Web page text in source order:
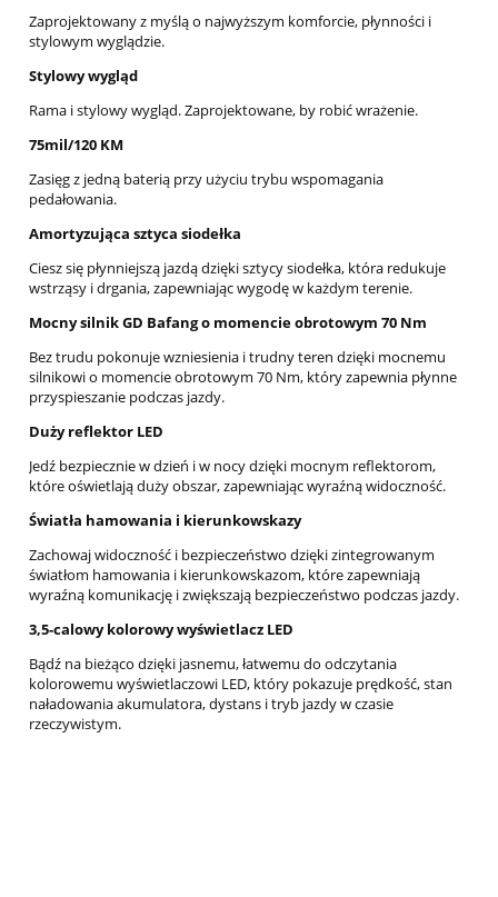
Zaprojektowany z myślą o najwyższym komforcie, płynności i
stylowym wyglądzie.
Stylowy wygląd
Rama i stylowy wygląd. Zaprojektowane, by robić wrażenie.
75mil/120 KM
Zasięg z jedną baterią przy użyciu trybu wspomagania
pedałowania.
Amortyzująca sztyca siodełka
Ciesz się płynniejszą jazdą dzięki sztycy siodełka, która redukuje
wstrząsy i drgania, zapewniając wygodę w każdym terenie.
Mocny silnik GD Bafang o momencie obrotowym 70 Nm
Bez trudu pokonuje wzniesienia i trudny teren dzięki mocnemu
silnikowi o momencie obrotowym 70 Nm, który zapewnia płynne
przyspieszanie podczas jazdy.
Duży reflektor LED
Jedź bezpiecznie w dzień i w nocy dzięki mocnym reflektorom,
które oświetlają duży obszar, zapewniając wyraźną widoczność.
Światła hamowania i kierunkowskazy
Zachowaj widoczność i bezpieczeństwo dzięki zintegrowanym
światłom hamowania i kierunkowskazom, które zapewniają
wyraźną komunikację i zwiększają bezpieczeństwo podczas jazdy.
3,5-calowy kolorowy wyświetlacz LED
Bądź na bieżąco dzięki jasnemu, łatwemu do odczytania
kolorowemu wyświetlaczowi LED, który pokazuje prędkość, stan
naładowania akumulatora, dystans i tryb jazdy w czasie
rzeczywistym.